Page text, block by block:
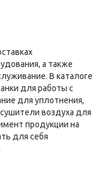
а также
В каталоге
для работы с
для уплотнения,
воздуха для
продукции на
для себя